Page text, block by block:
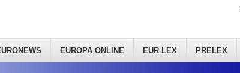
EUROPA ONLINE EUR-LEX PRELEX